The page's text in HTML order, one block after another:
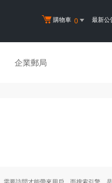
購物車 0 最新公
企業郵局
要訪問才能帶來用戶。而搜索引擎，